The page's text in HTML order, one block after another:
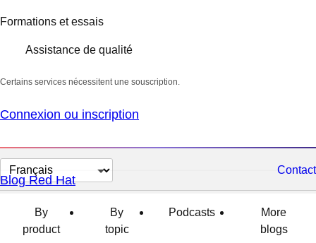
Formations et essais
Assistance de qualité
Certains services nécessitent une souscription.
Connexion ou inscription
Changer
la
langue
Contact
Blog Red Hat
By
product
By
topic
Podcasts
More
blogs